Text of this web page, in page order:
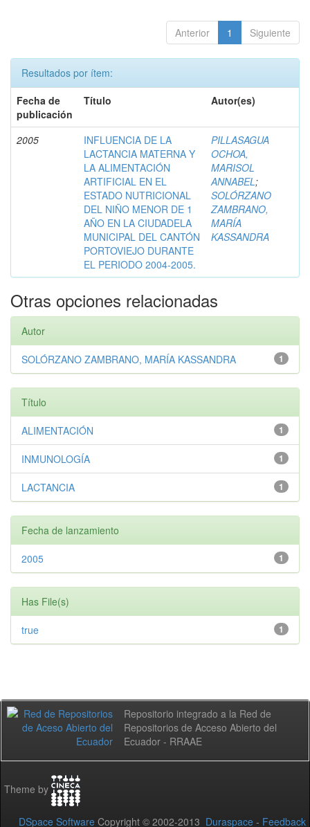
Anterior 1 Siguiente
Resultados por ítem:
Fecha de
publicación
Título Autor(es)
2005
INFLUENCIA DE LA
LACTANCIA MATERNA Y
LA ALIMENTACIÓN
ARTIFICIAL EN EL
ESTADO NUTRICIONAL
DEL NIÑO MENOR DE 1
AÑO EN LA CIUDADELA
MUNICIPAL DEL CANTÓN
PORTOVIEJO DURANTE
EL PERIODO 2004-2005.
PILLASAGUA
OCHOA,
MARISOL
ANNABEL;
SOLÓRZANO
ZAMBRANO,
MARÍA
KASSANDRA
Otras opciones relacionadas
Autor
1
SOLÓRZANO ZAMBRANO, MARÍA KASSANDRA
Título
1
ALIMENTACIÓN
1
INMUNOLOGÍA
1
LACTANCIA
Fecha de lanzamiento
1
2005
Has File(s)
1
true
Repositorio integrado a la Red de
Repositorios de Acceso Abierto del
Ecuador - RRAAE
Theme by
DSpace Software Copyright © 2002-2013 Duraspace - Feedback